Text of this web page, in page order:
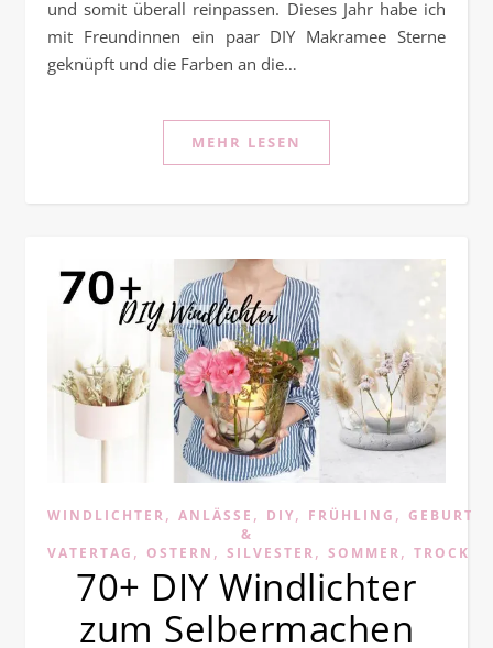
und somit überall reinpassen. Dieses Jahr habe ich
mit Freundinnen ein paar DIY Makramee Sterne
geknüpft und die Farben an die…
MEHR LESEN
WINDLICHTER, ANLÄSSE , DIY, FRÜHLING ,
&
VATERTAG , OSTERN , SILVESTER, SOMMER,
70+ DIY Windlichter
zum Selbermachen